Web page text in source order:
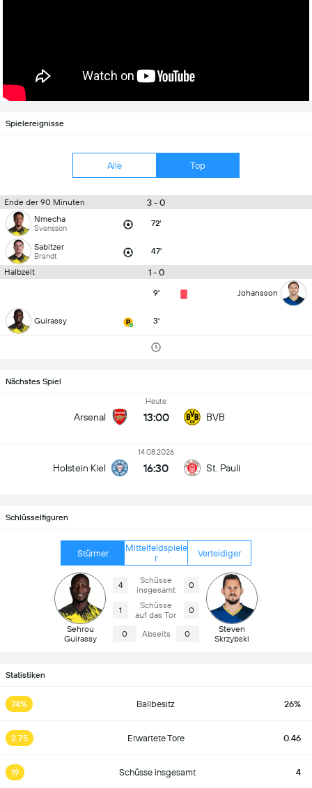
Spielereignisse
Alle Top
Ende der 90 Minuten 3 - 0
Nmecha
Svensson 72'
Sabitzer
Brandt 47'
Halbzeit 1 - 0
9' Johansson
Guirassy 3'
Nächstes Spiel
Arsenal
Heute
13:00 BVB
Holstein Kiel
14.08.2026
16:30 St. Pauli
Schlüsselfiguren
Stürmer
Mittelfeldspiele
r
Verteidiger
Sehrou
Guirassy
4
Schüsse
insgesamt
0
1
Schüsse
auf das Tor
0
0 Abseits 0
Steven
Skrzybski
Statistiken
74% Ballbesitz 26%
2.75 Erwartete Tore 0.46
19 Schüsse insgesamt 4